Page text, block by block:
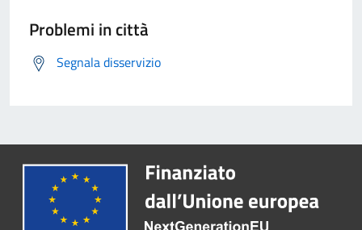
Problemi in città
Segnala disservizio